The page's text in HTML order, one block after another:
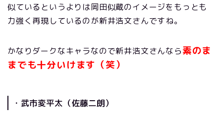
似ているというよりは岡田似蔵のイメージをもっとも
力強く再現しているのが新井浩文さんですね。
かなりダークなキャラなので新井浩文さんなら素のま
までも十分いけます（笑）
・武市変平太（佐藤二朗）